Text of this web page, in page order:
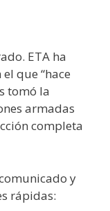
ETA ha
el que “hace
tomó la
armadas
completa
y
rápidas: